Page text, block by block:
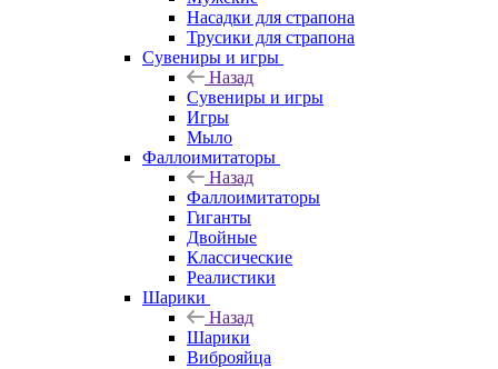
Насадки для страпона
Трусики для страпона
Сувениры и игры
Назад
Сувениры и игры
Игры
Мыло
Фаллоимитаторы
Назад
Фаллоимитаторы
Гиганты
Двойные
Классические
Реалистики
Шарики
Назад
Шарики
Виброяйца